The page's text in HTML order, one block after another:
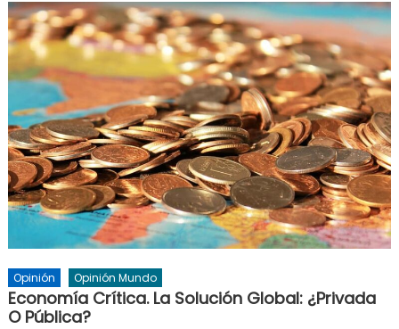
Opinión Opinión Mundo
Economía Crítica. La Solución Global: ¿privada
O Pública?